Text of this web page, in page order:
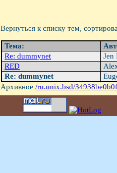
Вернуться к списку тем,
Тема:
Re: dummynet
RED
Re: dummynet
Архивное /ru.unix.bsd/